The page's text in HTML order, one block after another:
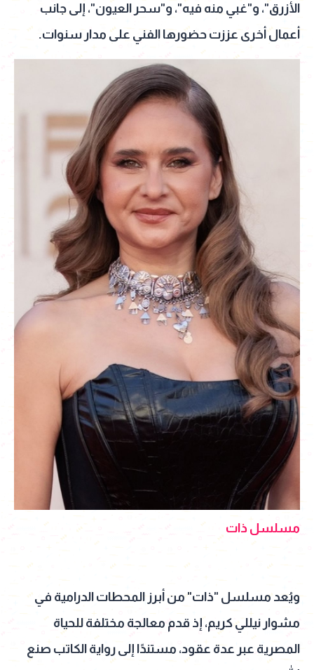
الأزرق"، و"غبي منه فيه"، و"سحر العيون"، إلى جانب
أعمال أخرى عززت حضورها الفني على مدار سنوات.
مسلسل ذات
ويُعد مسلسل "ذات" من أبرز المحطات الدرامية في
مشوار نيللي كريم، إذ قدم معالجة مختلفة للحياة
المصرية عبر عدة عقود، مستندًا إلى رواية الكاتب صنع